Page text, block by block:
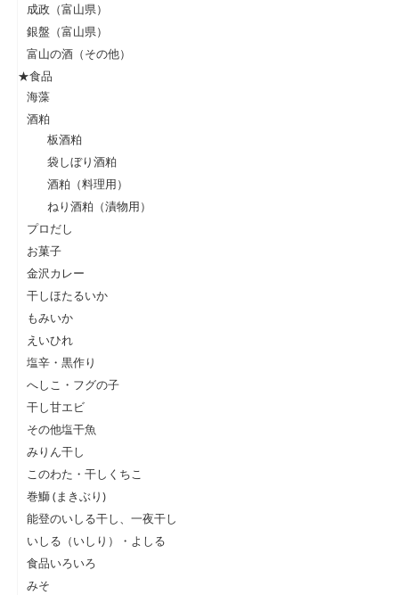
成政（富山県）
銀盤（富山県）
富山の酒（その他）
★食品
海藻
酒粕
板酒粕
袋しぼり酒粕
酒粕（料理用）
ねり酒粕（漬物用）
プロだし
お菓子
金沢カレー
干しほたるいか
もみいか
えいひれ
塩辛・黒作り
へしこ・フグの子
干し甘エビ
その他塩干魚
みりん干し
このわた・干しくちこ
巻鰤 (まきぶり)
能登のいしる干し、一夜干し
いしる（いしり）・よしる
食品いろいろ
みそ